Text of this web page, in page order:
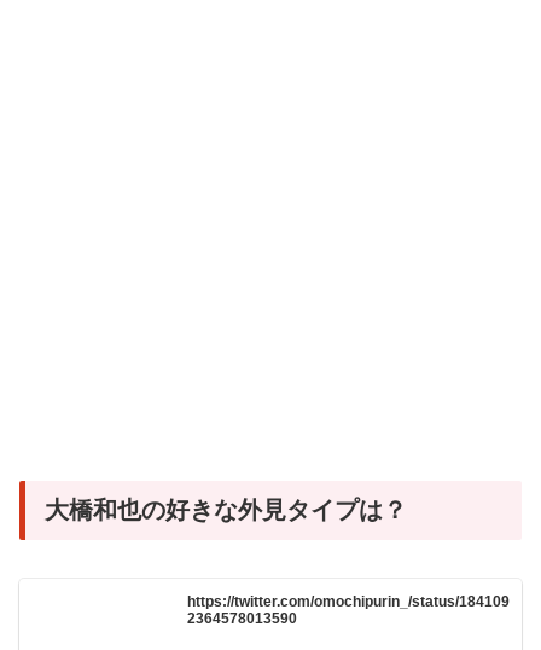
大橋和也の好きな外見タイプは？
https://twitter.com/omochipurin_/status/184109
2364578013590